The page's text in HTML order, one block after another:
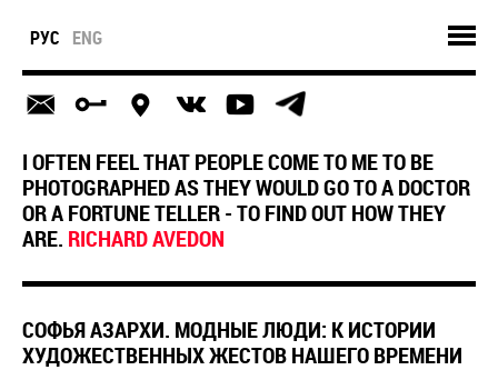
РУС ENG
I OFTEN FEEL THAT PEOPLE COME TO ME TO BE
PHOTOGRAPHED AS THEY WOULD GO TO A DOCTOR
OR A FORTUNE TELLER - TO FIND OUT HOW THEY
ARE. RICHARD AVEDON
СОФЬЯ АЗАРХИ. МОДНЫЕ ЛЮДИ: К ИСТОРИИ
ХУДОЖЕСТВЕННЫХ ЖЕСТОВ НАШЕГО ВРЕМЕНИ